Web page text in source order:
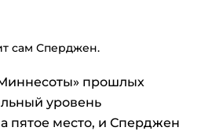
сам Сперджен.
прошлых
уровень
пятое место, и Сперджен